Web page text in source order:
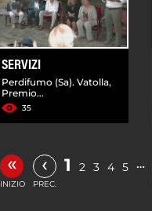
SERVIZI
Perdifumo (Sa). Vatolla,
Premio...
35
«
INIZIO
‹
PREC.
1 2 3 4 5 …